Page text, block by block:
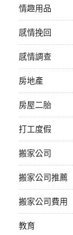
情趣用品
感情挽回
感情調查
房地產
房屋二胎
打工度假
搬家公司
搬家公司推薦
搬家公司費用
教育